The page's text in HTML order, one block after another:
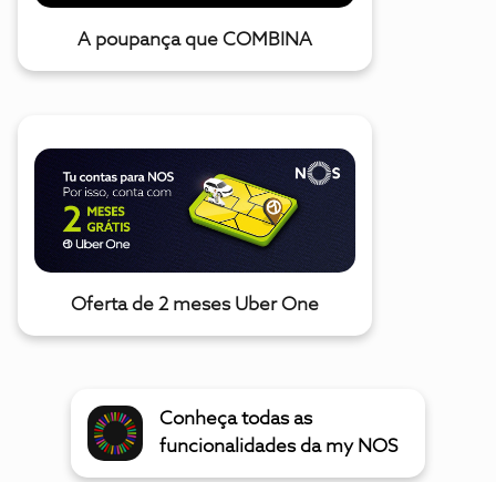
A poupança que COMBINA
Oferta de 2 meses Uber One
Conheça todas as
funcionalidades da my NOS